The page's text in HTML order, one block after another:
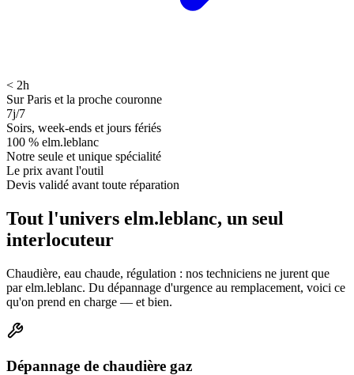
< 2h
Sur Paris et la proche couronne
7j/7
Soirs, week-ends et jours fériés
100 % elm.leblanc
Notre seule et unique spécialité
Le prix avant l'outil
Devis validé avant toute réparation
Tout l'univers elm.leblanc, un seul
interlocuteur
Chaudière, eau chaude, régulation : nos techniciens ne jurent que
par elm.leblanc. Du dépannage d'urgence au remplacement, voici ce
qu'on prend en charge — et bien.
Dépannage de chaudière gaz